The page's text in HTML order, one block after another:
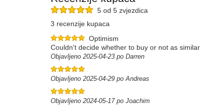
5 od 5 zvjezdica
3 recenzije kupaca
Optimism
Couldn't decide whether to buy or not as
Objavljeno 2025-04-23 po Darren
Objavljeno 2025-04-29 po Andreas
Objavljeno 2024-05-17 po Joachim